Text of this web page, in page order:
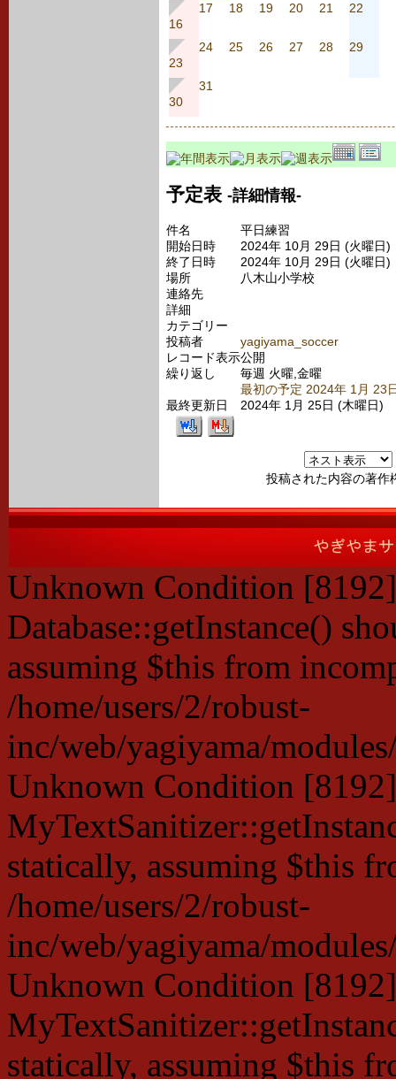
16
17 18 19 20 21 22
23
24 25 26 27 28 29
30
31
予定表 -詳細情報-
件名
平日練習
開始日時
2024年 10月 29日 (火曜日
終了日時
2024年 10月 29日 (火曜日
場所
八木山小学校
連絡先
詳細
カテゴリー
投稿者
yagiyama_soccer
レコード表示公開
繰り返し
毎週 火曜,金曜
最初の予定 2024年 1月 23
最終更新日
2024年 1月 25日 (木曜日)
投稿された内容の著作
Unknown Condition
Database::getInstance()
assuming $this from
/home/users/2/robust-
inc/web/yagiyama/
Unknown Condition
statically, assuming $this
/home/users/2/robust-
inc/web/yagiyama/
Unknown Condition
statically, assuming $this